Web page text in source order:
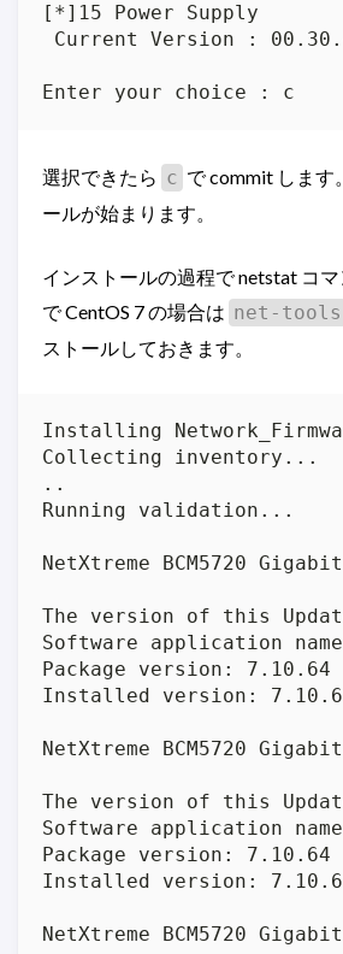
[*]15 Power Supply
Current Version :
Enter your choice : c
選択できたら c で commit します
ールが始まります。
インストールの過程で netstat コ
で CentOS 7 の場合は net-tools
ストールしておきます。
Installing
Collecting inventory...
..
Running validation...
NetXtreme BCM5720
The version of this
Software application
Package version: 7.10.64
Installed version:
NetXtreme BCM5720
The version of this
Software application
Package version: 7.10.64
Installed version:
NetXtreme BCM5720